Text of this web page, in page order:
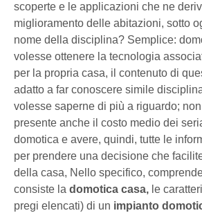
scoperte e le applicazioni che ne
miglioramento delle abitazioni, sotto
nome della disciplina? Semplice:
volesse ottenere la tecnologia
per la propria casa, il contenuto di
adatto a far conoscere simile
volesse saperne di più a riguardo;
presente anche il costo medio dei
domotica e avere, quindi, tutte le
per prendere una decisione che
della casa, Nello specifico,
consiste la domotica casa, le
pregi elencati) di un impianto